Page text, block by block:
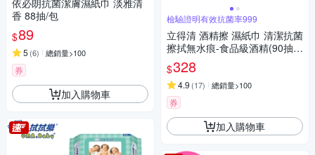
依必朗抗菌潔膚濕紙巾 淡雅清
香 88抽/包
$89
5 (6) 總銷量>100
券
加入購物車
檢驗證明有效抗菌率999
立得清 酒精擦 濕紙巾 清潔抗菌
擦拭無水痕-食品級酒精(90抽x
3包)
$328
4.9 (17) 總銷量>100
券
加入購物車